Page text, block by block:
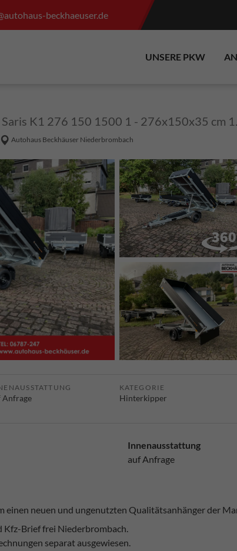
beckhaeuser.de
UNSERE PKW
Saris K1 276 150 1500 1 - 276x150x35 cm
Autohaus Beckhäuser Niederbrombach
Anfrage
KATEGORIE
Hinterkipper
Innenausstattung
auf Anfrage
einen neuen und ungenutzten Qualitätsanhänger der
Brief frei Niederbrombach.
separat ausgewiesen.